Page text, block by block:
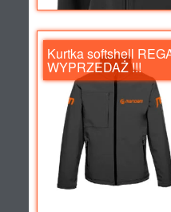
Kurtka softshell
WYPRZEDAŻ !!!